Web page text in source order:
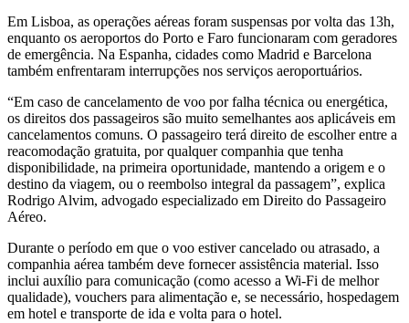
Em Lisboa, as operações aéreas foram suspensas por volta das 13h,
enquanto os aeroportos do Porto e Faro funcionaram com geradores
de emergência. Na Espanha, cidades como Madrid e Barcelona
também enfrentaram interrupções nos serviços aeroportuários.
“Em caso de cancelamento de voo por falha técnica ou energética,
os direitos dos passageiros são muito semelhantes aos aplicáveis em
cancelamentos comuns. O passageiro terá direito de escolher entre a
reacomodação gratuita, por qualquer companhia que tenha
disponibilidade, na primeira oportunidade, mantendo a origem e o
destino da viagem, ou o reembolso integral da passagem”, explica
Rodrigo Alvim, advogado especializado em Direito do Passageiro
Aéreo.
Durante o período em que o voo estiver cancelado ou atrasado, a
companhia aérea também deve fornecer assistência material. Isso
inclui auxílio para comunicação (como acesso a Wi-Fi de melhor
qualidade), vouchers para alimentação e, se necessário, hospedagem
em hotel e transporte de ida e volta para o hotel.